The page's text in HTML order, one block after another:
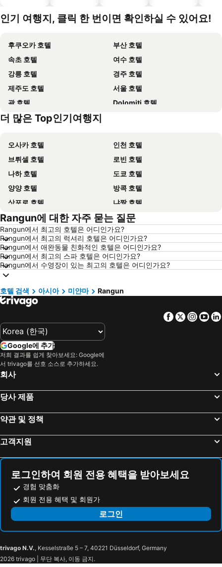
인기 여행지, 클릭 한 번이면 확인하실 수 있어요!
후쿠오카 호텔
부산 호텔
속초 호텔
여수 호텔
강릉 호텔
경주 호텔
제주도 호텔
서울 호텔
괌 호텔
Dolomiti 호텔
오키나와 호텔
더 많은 Top인기여행지
오사카 호텔
인천 호텔
브뤼셀 호텔
로빈 호텔
나하 호텔
도쿄 호텔
양양 호텔
방콕 호텔
삿포로 호텔
냐짱 호텔
나고야 호텔
대전 호텔
제주시 호텔
다낭 호텔
삼척 호텔
평창 호텔
고성 호텔
목포 호텔
크로아티아 호텔
홍콩 호텔
푸켓타운 호텔
보홀 호텔
경기도 호텔
경상남도 호텔
크레타 섬 호텔
발리 호텔
밀로섬 호텔
크로아티아 해안 호텔
대만 호텔
Rangun에 대한 자주 묻는 질문
Rangun에서 최고의 호텔은 어디인가요?
Rangun에서 최고의 럭셔리 호텔은 어디인가요?
Rangun에서 애완동물 친화적인 호텔은 어디인가요?
Rangun에서 최고의 스파 호텔은 어디인가요?
Rangun에서 수영장이 있는 최고의 호텔은 어디인가요?
호텔 검색 아시아 미얀마 Rangun
Facebook
Twitter
Google에 추가
저희 결과를 쉽게 찾아보세요: Google에
서 trivago를 선호 소스로 추가하세요.
회사
당사 제품
약관 및 정책
고객지원
로그인하여 회원 전용 혜택을 받아보세요
경험 맞춤화
회원 전용 혜택 및 회원가
로그인
trivago N.V., Kesselstraße 5 – 7, 40221 Düsseldorf, Germany
2026 trivago | 무단 복사, 이동 금지.